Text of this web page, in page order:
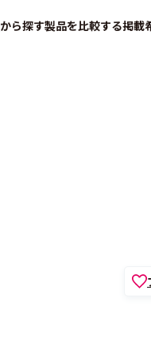
から探す製品を比較する掲載